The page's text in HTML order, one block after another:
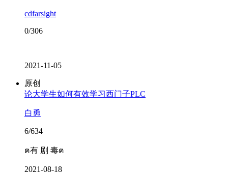
cdfarsight
0/306
2021-11-05
原创
论大学生如何有效学习西门子PLC
白勇
6/634
ฅ有 剧 毒ฅ
2021-08-18